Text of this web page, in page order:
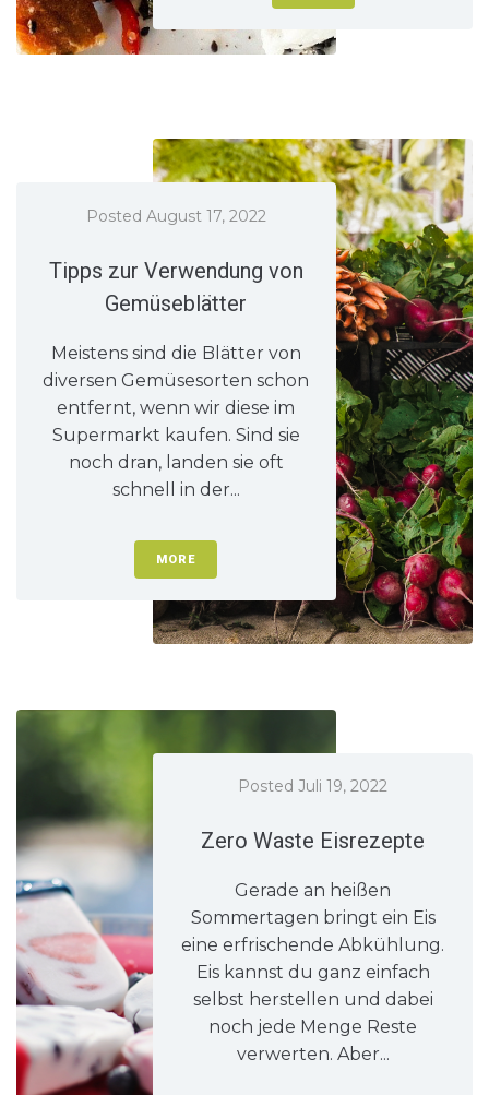
Posted August 17, 2022
Tipps zur Verwendung von
Gemüseblätter
Meistens sind die Blätter von
diversen Gemüsesorten schon
entfernt, wenn wir diese im
Supermarkt kaufen. Sind sie
noch dran, landen sie oft
schnell in der...
MORE
PostedJuli 19, 2022
Zero Waste Eisrezepte
Gerade an heißen
Sommertagen bringt ein Eis
eine erfrischende Abkühlung.
Eis kannst du ganz einfach
selbst herstellen und dabei
noch jede Menge Reste
verwerten. Aber...